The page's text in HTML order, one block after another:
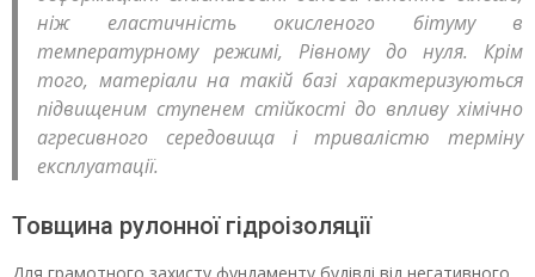
ніж еластичність окисленого бітуму в
температурному режимі, Рівному до нуля. Крім
того, матеріали на такій базі характеризуються
підвищеним ступенем стійкості до впливу хімічно
агресивного середовища і тривалістю терміну
експлуатації.
Товщина рулонної гідроізоляції